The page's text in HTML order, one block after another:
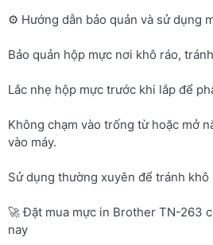
⚙️ Hướng dẫn bảo quản và sử dụng
Bảo quản hộp mực nơi khô ráo,
Lắc nhẹ hộp mực trước khi lắp để
Không chạm vào trống từ hoặc mở
vào máy.
Sử dụng thường xuyên để tránh khô
🚀 Đặt mua mực in Brother TN-263
nay